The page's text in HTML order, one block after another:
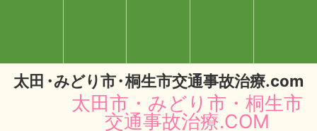
太田・みどり市・桐生市交通事故治療.com
太田市・みどり市・桐生市
交通事故治療.COM